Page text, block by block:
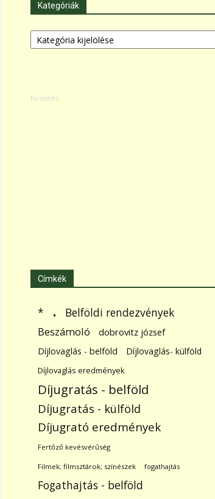
Kategóriák
Kategóriák
Címkék
* . Belföldi rendezvények
Beszámoló dobrovitz józsef
Díjlovaglás - belföld Díjlovaglás- külföld
Díjlovaglás eredmények
Díjugratás - belföld
Díjugratás - külföld
Díjugrató eredmények
Fertőző kevésvérűség
Filmek; filmsztárok; színészek fogathajtás
Fogathajtás - belföld